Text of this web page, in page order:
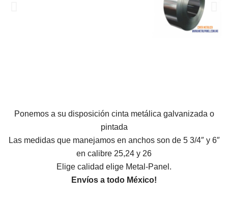
Ponemos a su disposición cinta metálica galvanizada o
pintada
Las medidas que manejamos en anchos son de 5 3/4″ y 6″
en calibre 25,24 y 26
Elige calidad elige Metal-Panel.
Envíos a todo México!